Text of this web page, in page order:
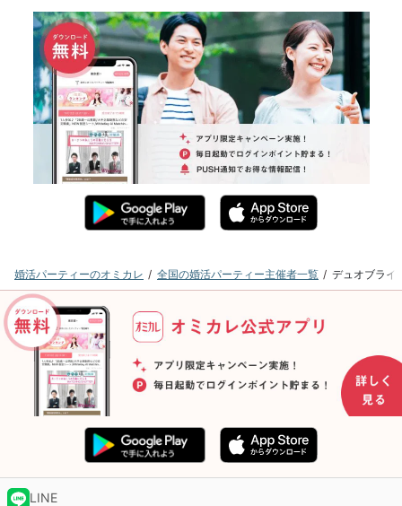
婚活パーティーのオミカレ 全国の婚活パーティー主催者一覧 デュオブライ
LINE